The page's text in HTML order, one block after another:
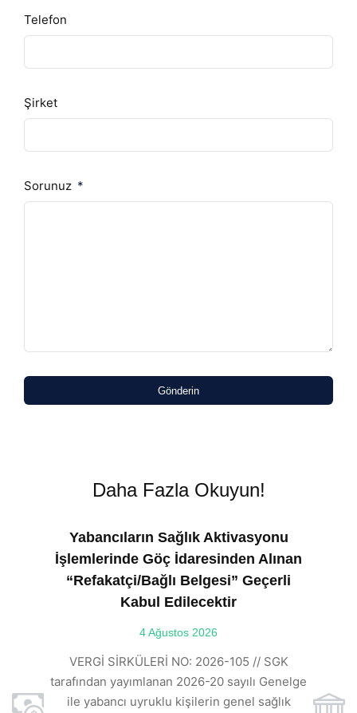
Telefon
Şirket
Sorunuz
Gönderin
Daha Fazla Okuyun!
Yabancıların Sağlık Aktivasyonu
İşlemlerinde Göç İdaresinden Alınan
“Refakatçi/Bağlı Belgesi” Geçerli
Kabul Edilecektir
4 Ağustos 2026
VERGİ SİRKÜLERİ NO: 2026-105 // SGK
tarafından yayımlanan 2026-20 sayılı Genelge
ile yabancı uyruklu kişilerin genel sağlık